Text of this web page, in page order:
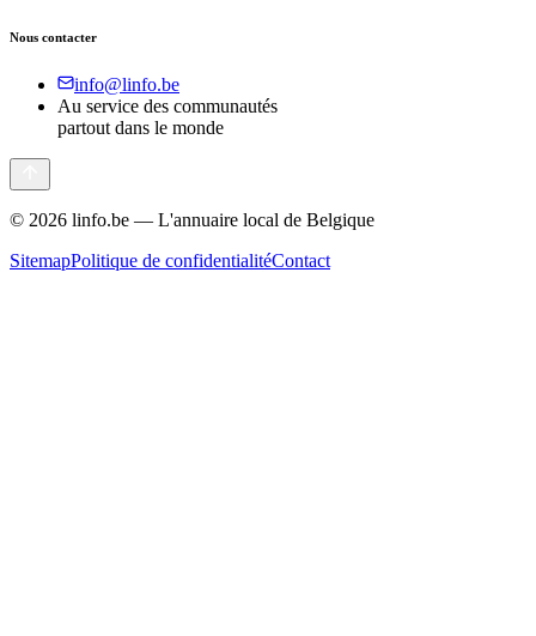
Nous contacter
info@linfo.be
Au service des communautés
partout dans le monde
© 2026 linfo.be — L'annuaire local de Belgique
SitemapPolitique de confidentialitéContact